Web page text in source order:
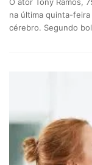
O ator Tony Ramos,
na última quinta-
cérebro. Segundo